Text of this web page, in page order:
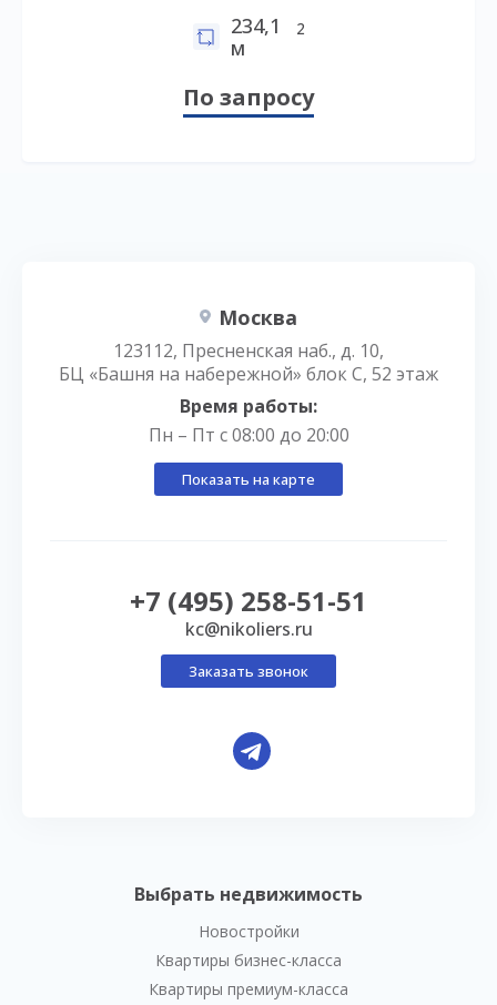
234,1
м
2
По запросу
Выбрать недвижимость
Новостройки
Квартиры бизнес-класса
Квартиры премиум-класса
Москва
123112, Пресненская наб., д. 10,
БЦ «Башня на набережной» блок С, 52 этаж
Время работы:
Пн – Пт с 08:00 до 20:00
Показать на карте
+7 (495) 258-51-51
kc@nikoliers.ru
Заказать звонок